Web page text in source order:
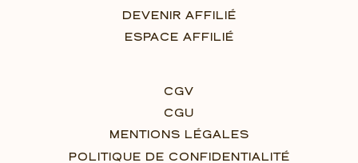
DEVENIR AFFILIÉ
ESPACE AFFILIÉ
CGV
CGU
MENTIONS LÉGALES
POLITIQUE DE CONFIDENTIALITÉ